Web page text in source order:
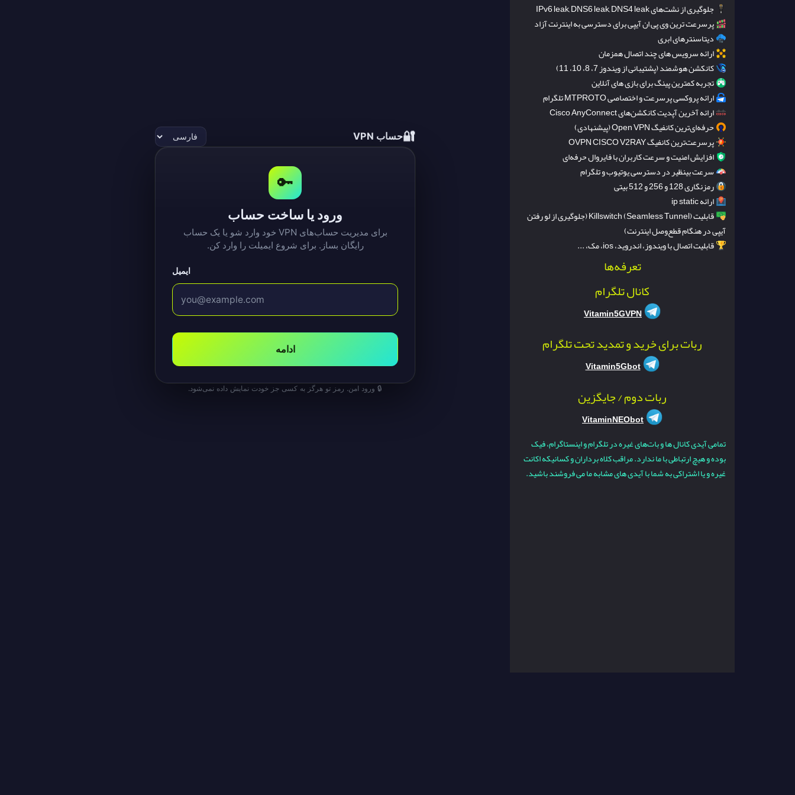
🔐حساب VPN
🔑
ورود یا ساخت حساب
برای مدیریت حساب‌های VPN خود وارد شو یا یک حساب
رایگان بساز. برای شروع ایمیلت را وارد کن.
ایمیل
ادامه
🔒 ورود امن. رمز تو هرگز به کسی جز خودت نمایش داده نمی‌شود.
جلوگیری از نشت‌های IPv6 leak, DNS6 leak, DNS4 leak
پرسرعت ترین وی پی ان آیپی برای دسترسی به اینترنت آزاد
دیتاسنترهای ابری
ارائه سرویس های چند اتصال همزمان
کانکشن هوشمند (پشتیبانی از ویندوز 7، 8، 10، 11)
تجربه کمترین پینگ برای بازی های آنلاین
ارائه پروکسی پرسرعت و اختصاصی MTPROTO تلگرام
ارائه آخرین آپدیت کانکشن‌های Cisco AnyConnect
حرفه‌ای‌ترین کانفیگ Open VPN (پیشنهادی)
پرسرعت‌ترین کانفیگ OVPN CISCO V2RAY
افزایش امنیت و سرعت کاربران با فایروال حرفه‌ای
سرعت بینظیر در دسترسی یوتیوب و تلگرام
رمزنگاری 128 و 256 و 512 بیتی
ارائه ip static
قابلیت Killswitch (Seamless Tunnel) (جلوگیری از لو رفتن
آیپی در هنگام قطع‌وصل اینترنت)
قابلیت اتصال با ویندوز، اندروید، ios، مک، ...
تعرفه‌ها
کانال تلگرام
Vitamin5GVPN
ربات برای خرید و تمدید تحت تلگرام
Vitamin5Gbot
ربات دوم / جایگزین
VitaminNEObot
تمامی آیدی کانال ها و بات‌های غیره در تلگرام و اینستاگرام، فیک
بوده و هیچ ارتباطی با ما ندارد. مراقب کلاه برداران و کسانیکه اکانت
غیره و یا اشتراکی به شما با آیدی های مشابه ما می فروشند باشید.